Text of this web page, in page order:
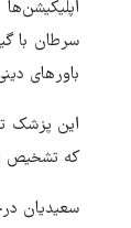
سرطان با
باورهای
این پزشک
که تشخیص
سعیدیان